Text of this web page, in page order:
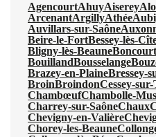
AgencourtAhuyAiserey
ArcenantArgillyAthée
Auvillars-sur-Saône
Beire-le-FortBessey-lès-
Bligny-lès-Beaune
BouillandBousselange
Brazey-en-PlaineBressey-
BroinBroindonCessey-
ChambœufChambolle-
Charrey-sur-SaôneChaux
Chevigny-en-Valière
Chorey-les-Beaune